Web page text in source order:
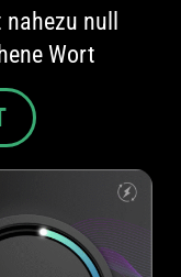
null
Wort